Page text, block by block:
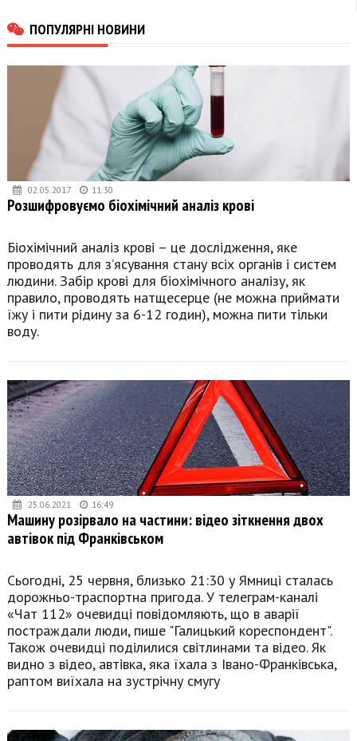
ПОПУЛЯРНІ НОВИНИ
02.05.2017 11:30
Розшифровуємо біохімічний аналіз крові
Біохімічний аналіз крові – це дослідження, яке
проводять для з’ясування стану всіх органів і систем
людини. Забір крові для біохімічного аналізу, як
правило, проводять натщесерце (не можна приймати
їжу і пити рідину за 6-12 годин), можна пити тільки
воду.
25.06.2021 16:49
Машину розірвало на частини: відео зіткнення двох
автівок під Франківськом
Сьогодні, 25 червня, близько 21:30 у Ямниці сталась
дорожньо-траспортна пригода. У телеграм-каналі
«Чат 112» очевидці повідомляють, що в аварії
постраждали люди, пише "Галицький кореспондент".
Також очевидці поділилися світлинами та відео. Як
видно з відео, автівка, яка їхала з Івано-Франківська,
раптом виїхала на зустрічну смугу